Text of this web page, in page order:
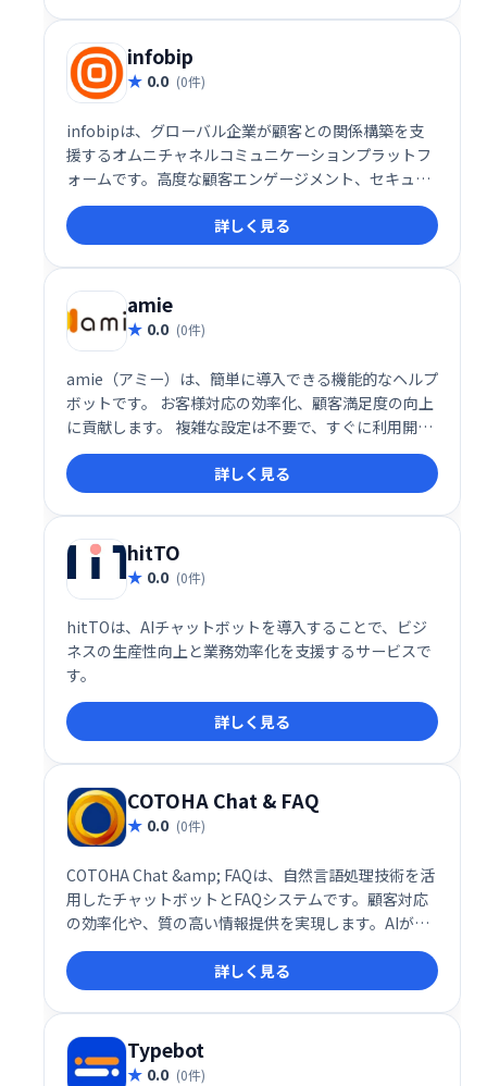
infobip
0.0 (0件)
infobipは、グローバル企業が顧客との関係構築を支
援するオムニチャネルコミュニケーションプラットフ
ォームです。高度な顧客エンゲージメント、セキュリ
ティ、認証機能を提供し、メッセージングチャネルや
ツールを幅広く活用することで、効果的なコミュニケ
ーションを実現します。大規模な顧客基盤を持つ企業
にとって、有益なソリューションです。
詳しく見る
amie
0.0 (0件)
amie（アミー）は、簡単に導入できる機能的なヘルプ
ボットです。 お客様対応の効率化、顧客満足度の向上
に貢献します。 複雑な設定は不要で、すぐに利用開始
できます。 問い合わせ対応の負担を軽減し、スムーズ
なコミュニケーションを実現しましょう。
詳しく見る
hitTO
0.0 (0件)
hitTOは、AIチャットボットを導入することで、ビジ
ネスの生産性向上と業務効率化を支援するサービスで
す。
詳しく見る
COTOHA Chat & FAQ
0.0 (0件)
COTOHA Chat &amp; FAQは、自然言語処理技術を活
用したチャットボットとFAQシステムです。顧客対応
の効率化や、質の高い情報提供を実現します。AIが顧
客の質問を理解し、的確な回答を提供することで、問
い合わせ対応の負担を軽減し、顧客満足度の向上に貢
献します。導入実績も豊富で、様々な業種・規模の企
業で活用されています。
詳しく見る
Typebot
0.0 (0件)